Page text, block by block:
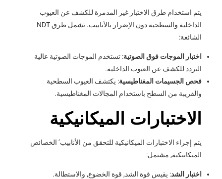
يتم استخدام طرق الاختبار غير المدمرة للكشف عن العيوب
الداخلية والسطحية دون الإضرار بالأنابيب. تشمل طرق NDT
الشائعة:
اختبار الموجات فوق الصوتية: تستخدم الموجات الصوتية عالية
التردد للكشف عن العيوب الداخلية.
فحص الجسيمات المغناطيسية: يكتشف العيوب السطحية
والقريبة من السطح باستخدام المجالات المغناطيسية.
الاختبارات الميكانيكية
يتم إجراء الاختبارات الميكانيكية للتحقق من الأنابيب’ الخصائص
الميكانيكية, مشتمل:
اختبار الشد: يقيس قوة الشد, قوة الخضوع, والاستطالة.